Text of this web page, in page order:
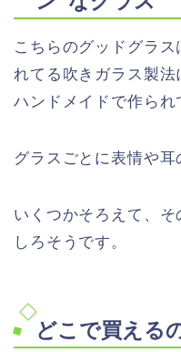
こちらのグッドグラ
れてる吹きガラス製法
ハンドメイドで作られ
グラスごとに表情や耳
いくつかそろえて、
しろそうです。
どこで買える